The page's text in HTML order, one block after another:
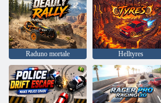
Raduno mortale Helltyres